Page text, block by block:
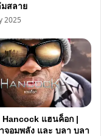
สลาย
2025
Hancock แฮนค็อก |
จอมพลัง และ บลา บลา